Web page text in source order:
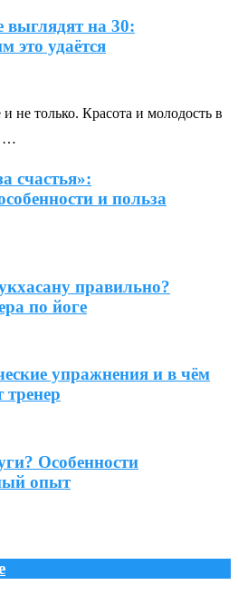
выглядят на 30:
это удаётся
не только. Красота и молодость в
…
счастья»:
и польза
правильно?
по йоге
упражнения и в чём
тренер
Особенности
опыт